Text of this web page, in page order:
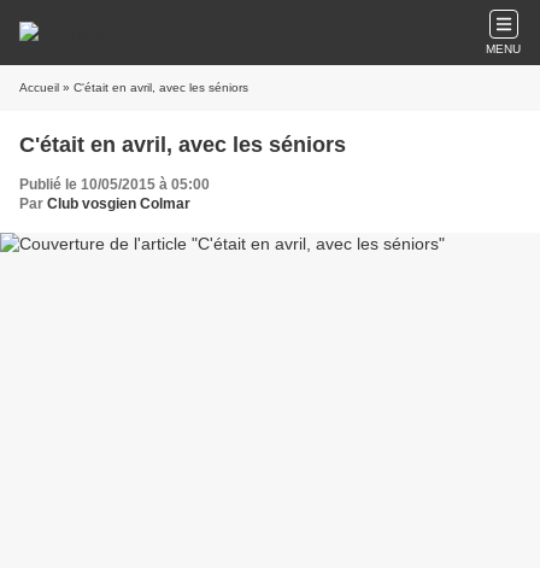
MENU
Accueil » C'était en avril, avec les séniors
C'était en avril, avec les séniors
Publié le 10/05/2015 à 05:00
Par Club vosgien Colmar